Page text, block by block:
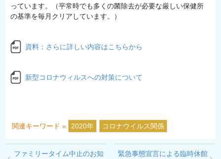
っています。（平常時でも多くの菌除去が必要な厳しい保健所
の基準を毎月クリアしています。）
資料：さらに詳しい内容はこちらから
新型コロナウィルスへの対策について
関連キーワード » 2020年 コロナウイルス関係
ファミリータイム中止のお知
緊急事態宣言による臨時休館